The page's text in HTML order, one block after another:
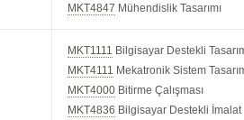
MKT4847 Mühendislik Tasarımı
MKT1111 Bilgisayar Destekli
MKT4111 Mekatronik Sistem
MKT4000 Bitirme Çalışması
MKT4836 Bilgisayar Destekli İmalat